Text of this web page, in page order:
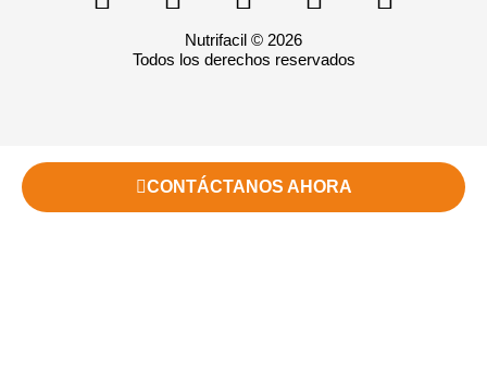
Nutrifacil © 2026
Todos los derechos reservados
CONTÁCTANOS AHORA